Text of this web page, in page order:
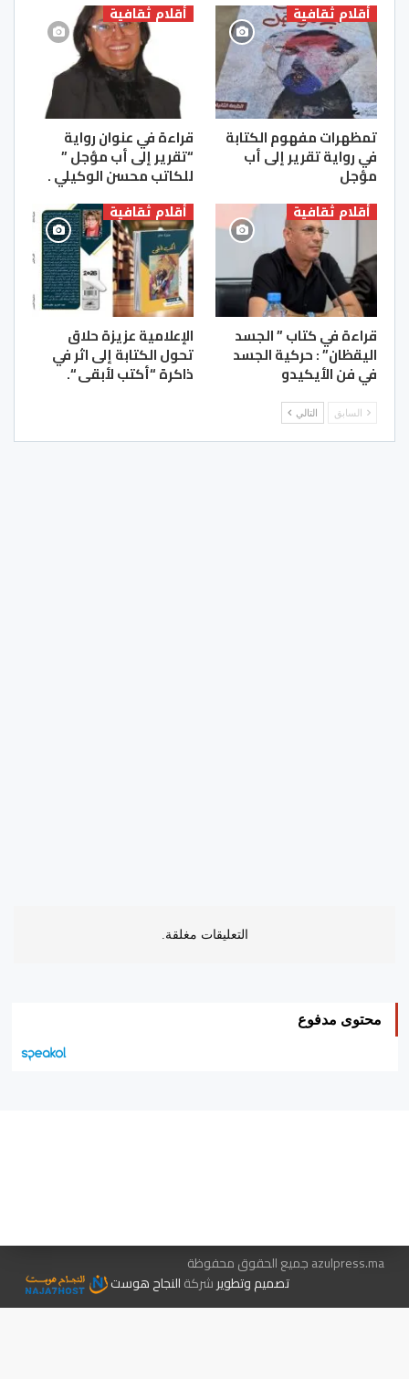
أقلام ثقافية
تمظهرات مفهوم الكتابة
في رواية تقرير إلى أب
مؤجل
أقلام ثقافية
قراءة في عنوان رواية
“تقرير إلى أب مؤجل ”
للكاتب محسن الوكيلي .
أقلام ثقافية
قراءة في كتاب ” الجسد
اليقظان” : حركية الجسد
في فن الأيكيدو
أقلام ثقافية
الإعلامية عزيزة حلاق
تحول الكتابة إلى اثر في
ذاكرة “أكتب لأبقى “.
السابق التالي
التعليقات مغلقة.
محتوى مدفوع
azulpress.ma جميع الحقوق محفوظة
تصميم وتطويرشركةالنجاح هوست